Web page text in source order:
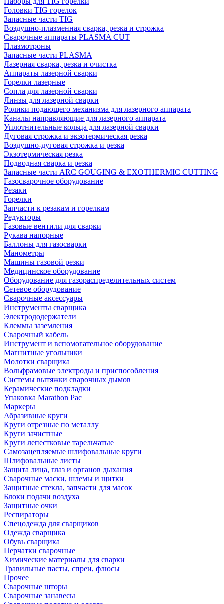
Головки TIG горелок
Запасные части TIG
Воздушно-плазменная сварка, резка и строжка
Сварочные аппараты PLASMA CUT
Плазмотроны
Запасные части PLASMA
Лазерная сварка, резка и очистка
Аппараты лазерной сварки
Горелки лазерные
Сопла для лазерной сварки
Линзы для лазерной сварки
Ролики подающего механизма для лазерного аппарата
Каналы направляющие для лазерного аппарата
Уплотнительные кольца для лазерной сварки
Дуговая строжка и экзотермическая резка
Воздушно-дуговая строжка и резка
Экзотермическая резка
Подводная сварка и резка
Запасные части ARC GOUGING & EXOTHERMIC CUTTING
Газосварочное оборудование
Резаки
Горелки
Запчасти к резакам и горелкам
Редукторы
Газовые вентили для сварки
Рукава напорные
Баллоны для газосварки
Манометры
Машины газовой резки
Медицинское оборудование
Оборудование для газораспределительных систем
Сетевое оборудование
Сварочные аксессуары
Инструменты сварщика
Электрододержатели
Клеммы заземления
Сварочный кабель
Инструмент и вспомогательное оборудование
Магнитные угольники
Молотки сварщика
Вольфрамовые электроды и приспособления
Системы вытяжки сварочных дымов
Керамические подкладки
Упаковка Marathon Pac
Маркеры
Абразивные круги
Круги отрезные по металлу
Круги зачистные
Круги лепестковые тарельчатые
Самозацепляемые шлифовальные круги
Шлифовальные листы
Защита лица, глаз и органов дыхания
Сварочные маски, шлемы и щитки
Защитные стекла, запчасти для масок
Блоки подачи воздуха
Защитные очки
Респираторы
Спецодежда для сварщиков
Одежда сварщика
Обувь сварщика
Перчатки сварочные
Химические материалы для сварки
Травильные пасты, спреи, флюсы
Прочее
Сварочные шторы
Сварочные занавесы